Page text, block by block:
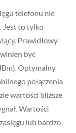
telefonu nie
Jest to tylko
Prawidłowy
być
Optymalny
połączenia
wartości bliższe
Wartości
lub bardzo